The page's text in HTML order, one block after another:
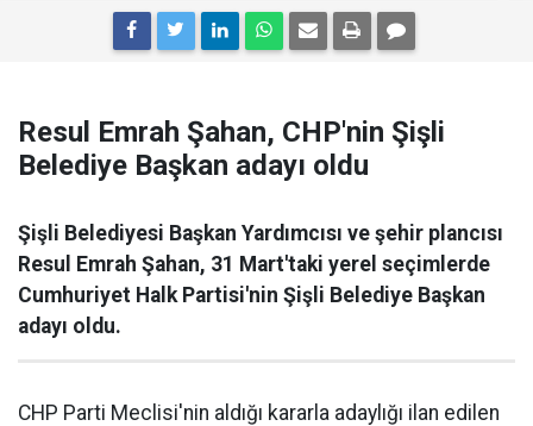
Resul Emrah Şahan, CHP'nin Şişli
Belediye Başkan adayı oldu
Şişli Belediyesi Başkan Yardımcısı ve şehir plancısı
Resul Emrah Şahan, 31 Mart'taki yerel seçimlerde
Cumhuriyet Halk Partisi'nin Şişli Belediye Başkan
adayı oldu.
CHP Parti Meclisi'nin aldığı kararla adaylığı ilan edilen